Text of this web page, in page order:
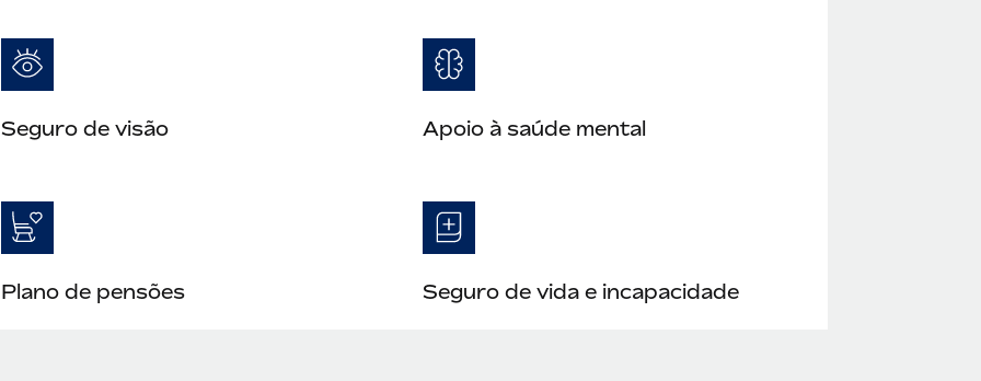
Seguro de visão Apoio à saúde mental
Plano de pensões Seguro de vida e incapacidade